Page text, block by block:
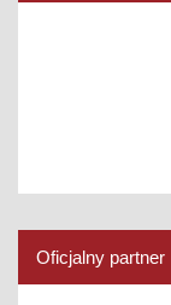
Oficjalny partner